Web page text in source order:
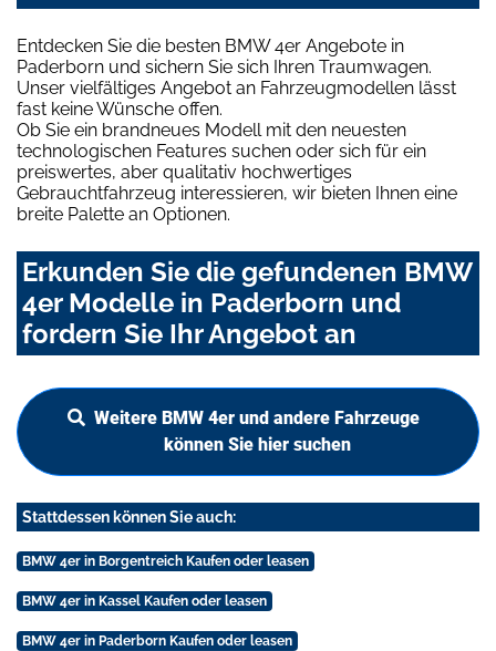
Entdecken Sie die besten BMW 4er Angebote in
Paderborn und sichern Sie sich Ihren Traumwagen.
Unser vielfältiges Angebot an Fahrzeugmodellen lässt
fast keine Wünsche offen.
Ob Sie ein brandneues Modell mit den neuesten
technologischen Features suchen oder sich für ein
preiswertes, aber qualitativ hochwertiges
Gebrauchtfahrzeug interessieren, wir bieten Ihnen eine
breite Palette an Optionen.
Erkunden Sie die gefundenen BMW
4er Modelle in Paderborn und
fordern Sie Ihr Angebot an
Weitere BMW 4er und andere Fahrzeuge
können Sie hier suchen
Stattdessen können Sie auch:
BMW 4er in Borgentreich Kaufen oder leasen
BMW 4er in Kassel Kaufen oder leasen
BMW 4er in Paderborn Kaufen oder leasen